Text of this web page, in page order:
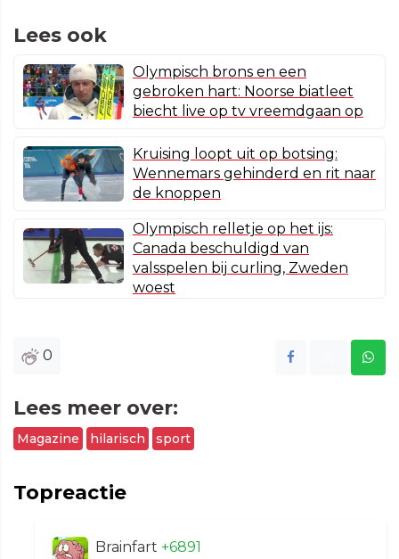
Lees ook
Olympisch brons en een
gebroken hart: Noorse biatleet
biecht live op tv vreemdgaan op
Kruising loopt uit op botsing:
Wennemars gehinderd en rit naar
de knoppen
Olympisch relletje op het ijs:
Canada beschuldigd van
valsspelen bij curling, Zweden
woest
0
Lees meer over:
Magazine hilarisch sport
Topreactie
Brainfart +6891